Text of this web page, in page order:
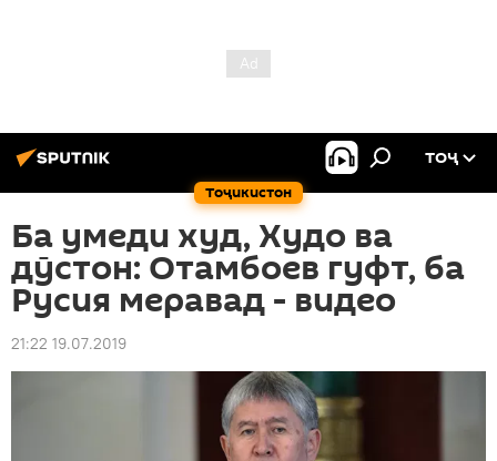
Тоҷикистон
ТОҶ
Ба умеди худ, Худо ва
дӯстон: Отамбоев гуфт, ба
Русия меравад - видео
21:22 19.07.2019